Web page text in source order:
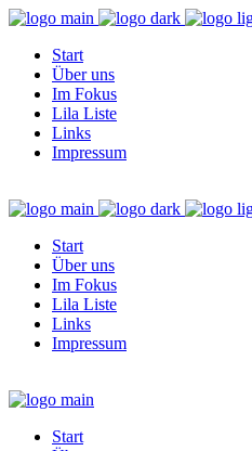
Start
Über uns
Im Fokus
Lila Liste
Links
Impressum
Start
Über uns
Im Fokus
Lila Liste
Links
Impressum
Start